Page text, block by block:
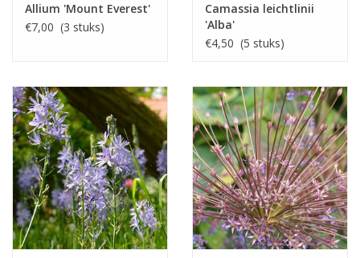
Allium 'Mount Everest'
€7,00 (3 stuks)
Camassia leichtlinii
'Alba'
€4,50 (5 stuks)